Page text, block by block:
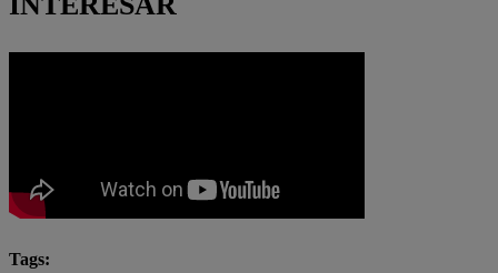
Tags: